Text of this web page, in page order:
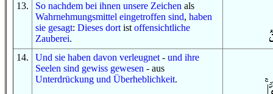
13. So nachdem bei ihnen unsere Zeichen als
Wahrnehmungsmittel eingetroffen sind, haben
sie gesagt: Dieses dort ist offensichtliche
Zauberei.
14. Und sie haben davon verleugnet - und ihre
Seelen sind gewiss gewesen - aus
Unterdrückung und Überheblichkeit.